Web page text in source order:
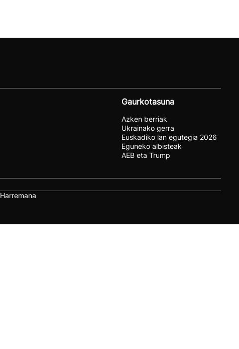
Gaurkotasuna
Azken berriak
Ukrainako gerra
Euskadiko lan egutegia 2026
Eguneko albisteak
AEB eta Trump
Harremana